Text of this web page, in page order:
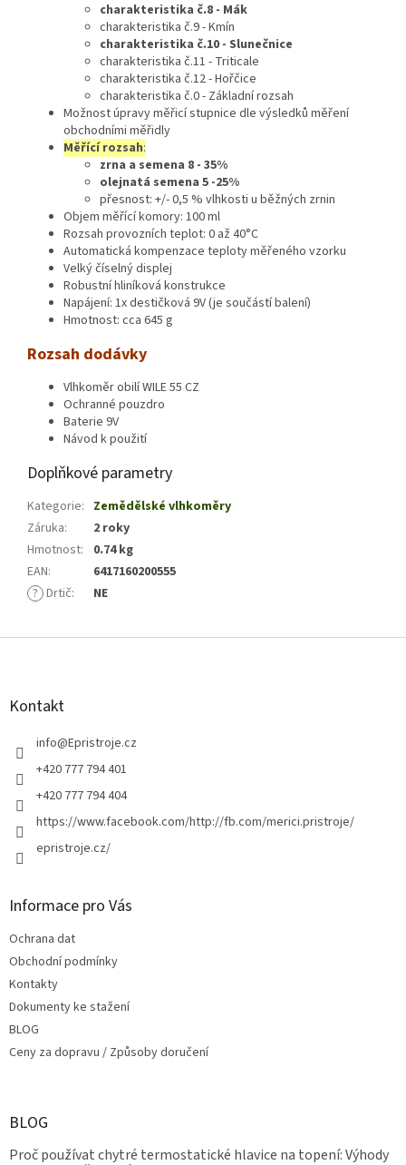
charakteristika č.8 - Mák
charakteristika č.9 - Kmín
charakteristika č.10 - Slunečnice
charakteristika č.11 - Triticale
charakteristika č.12 - Hořčice
charakteristika č.0 - Základní rozsah
Možnost úpravy měřicí stupnice dle výsledků měření
obchodními měřidly
Měřící rozsah:
zrna a semena 8 - 35%
olejnatá semena 5 -25%
přesnost: +/- 0,5 % vlhkosti u běžných zrnin
Objem měřící komory: 100 ml
Rozsah provozních teplot: 0 až 40°C
Automatická kompenzace teploty měřeného vzorku
Velký číselný displej
Robustní hliníková konstrukce
Napájení: 1x destičková 9V (je součástí balení)
Hmotnost: cca 645 g
Rozsah dodávky
Vlhkoměr obilí WILE 55 CZ
Ochranné pouzdro
Baterie 9V
Návod k použití
Doplňkové parametry
Kategorie: Zemědělské vlhkoměry
Záruka:
2 roky
Hmotnost:
0.74 kg
EAN:
6417160200555
? Drtič: NE
Z
Kontakt
info@Epristroje.cz
+420 777 794 401
+420 777 794 404
https://www.facebook.com/http://fb.com/merici.pristroje/
epristroje.cz/
Informace pro Vás
Ochrana dat
Obchodní podmínky
Kontakty
Dokumenty ke stažení
BLOG
Ceny za dopravu / Způsoby doručení
BLOG
Proč používat chytré termostatické hlavice na topení: Výhody